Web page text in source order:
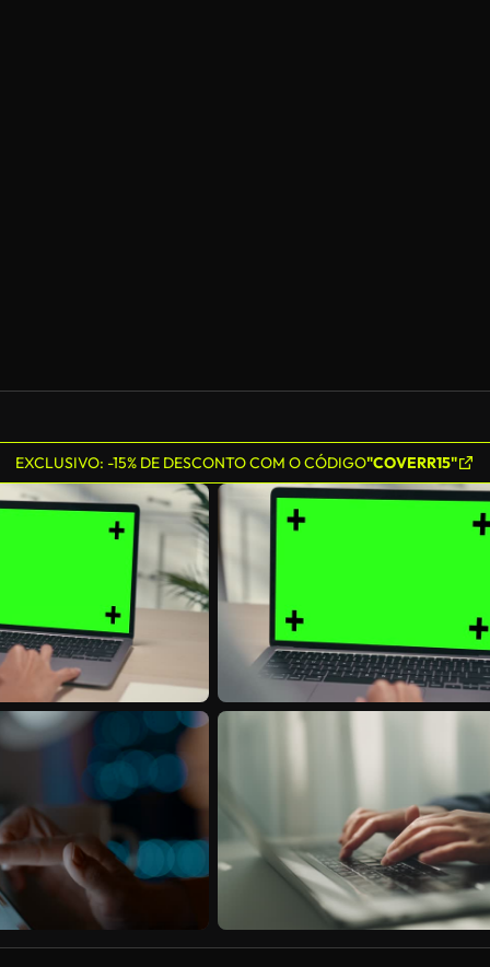
EXCLUSIVO: -15% DE DESCONTO COM O CÓDIGO"COVERR15"